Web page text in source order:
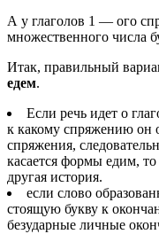
А у глаголов 1 — ого
множественного числа
Итак, правильный
едем.
Если речь идет о
к какому спряжению он
спряжения,
касается формы едим, то
другая история.
если слово
стоящую букву к
безударные личные